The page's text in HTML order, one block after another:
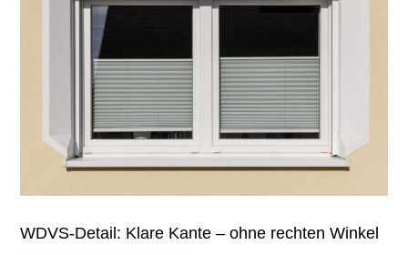
WDVS-Detail: Klare Kante – ohne rechten Winkel